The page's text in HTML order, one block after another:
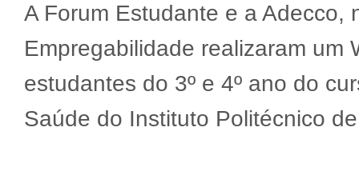
A Forum Estudante e a Adecco,
Empregabilidade realizaram um
estudantes do 3º e 4º ano do
Saúde do Instituto Politécnico